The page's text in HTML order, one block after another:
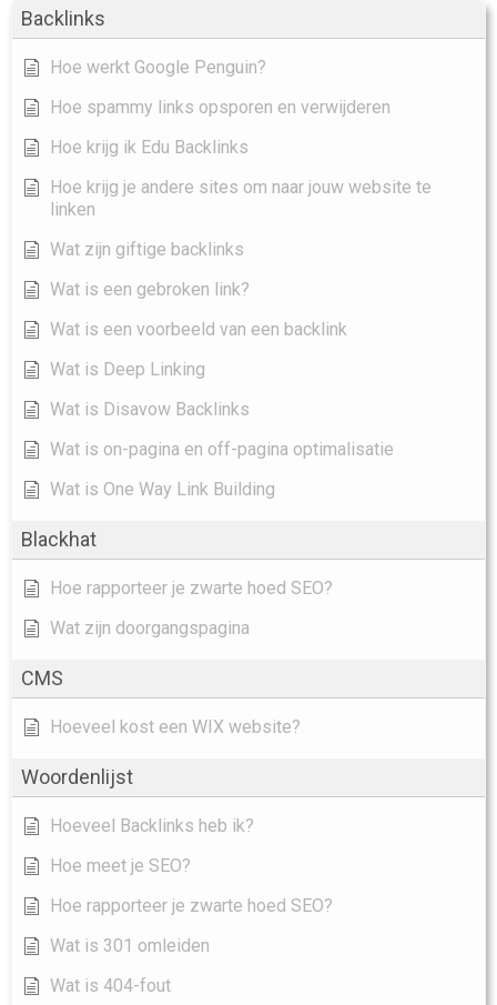
Backlinks
Hoe werkt Google Penguin?
Hoe spammy links opsporen en verwijderen
Hoe krijg ik Edu Backlinks
Hoe krijg je andere sites om naar jouw website te
linken
Wat zijn giftige backlinks
Wat is een gebroken link?
Wat is een voorbeeld van een backlink
Wat is Deep Linking
Wat is Disavow Backlinks
Wat is on-pagina en off-pagina optimalisatie
Wat is One Way Link Building
Blackhat
Hoe rapporteer je zwarte hoed SEO?
Wat zijn doorgangspagina
CMS
Hoeveel kost een WIX website?
Woordenlijst
Hoeveel Backlinks heb ik?
Hoe meet je SEO?
Hoe rapporteer je zwarte hoed SEO?
Wat is 301 omleiden
Wat is 404-fout